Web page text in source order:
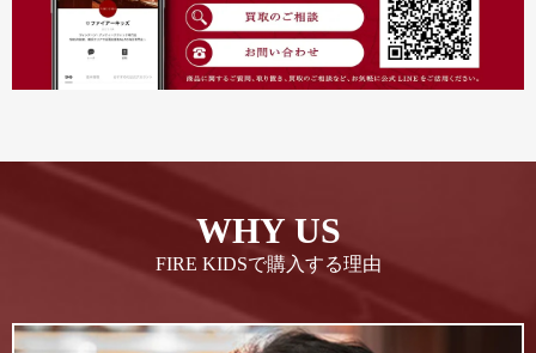
WHY US
FIRE KIDSで購入する理由